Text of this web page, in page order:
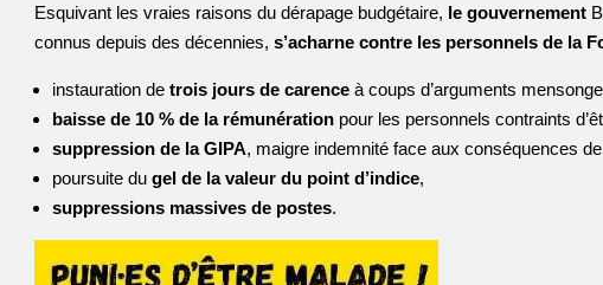
Esquivant les vraies raisons du dérapage budgétaire, le gouvernement
connus depuis des décennies, s’acharne contre les personnels de la
instauration de trois jours de carence à coups d’arguments
baisse de 10 % de la rémunération pour les personnels contraints
suppression de la GIPA, maigre indemnité face aux conséquences de
poursuite du gel de la valeur du point d’indice,
suppressions massives de postes.